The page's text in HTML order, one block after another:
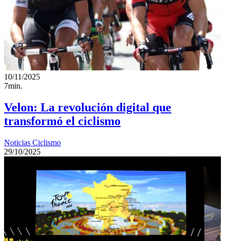
10/11/2025
7min.
Velon: La revolución digital que
transformó el ciclismo
Noticias Ciclismo
29/10/2025